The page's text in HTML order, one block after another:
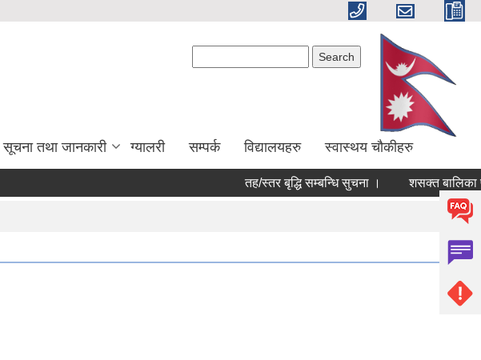
सूचना तथा जानकारी ग्यालरी सम्पर्क विद्यालयहरु स्वास्थय चौकीहरु
तह/स्तर बृद्धि सम्बन्धि सुचना । शसक्त बालिका